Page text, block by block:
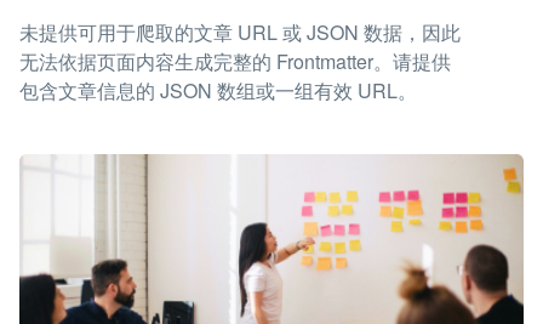
未提供可用于爬取的文章 URL 或 JSON 数据，因此
无法依据页面内容生成完整的 Frontmatter。请提供
包含文章信息的 JSON 数组或一组有效 URL。